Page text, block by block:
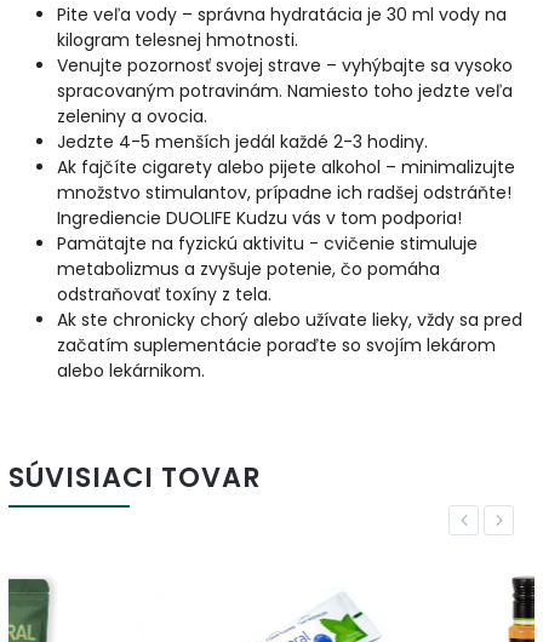
Pite veľa vody – správna hydratácia je 30 ml vody na
kilogram telesnej hmotnosti.
Venujte pozornosť svojej strave – vyhýbajte sa vysoko
spracovaným potravinám. Namiesto toho jedzte veľa
zeleniny a ovocia.
Jedzte 4-5 menších jedál každé 2-3 hodiny.
Ak fajčíte cigarety alebo pijete alkohol – minimalizujte
množstvo stimulantov, prípadne ich radšej odstráňte!
Ingrediencie DUOLIFE Kudzu vás v tom podporia!
Pamätajte na fyzickú aktivitu - cvičenie stimuluje
metabolizmus a zvyšuje potenie, čo pomáha
odstraňovať toxíny z tela.
Ak ste chronicky chorý alebo užívate lieky, vždy sa pred
začatím suplementácie poraďte so svojím lekárom
alebo lekárnikom.
SÚVISIACI TOVAR
Previous
Next